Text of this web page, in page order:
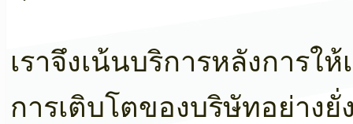
เราจึงเน้นบริการหลังการ
การเติบโตของบริษัทอย่าง